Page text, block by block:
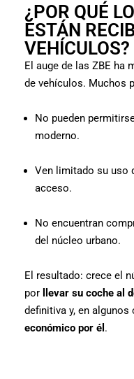
¿POR QUÉ
ESTÁN
VEHÍCULOS?
El auge de las ZBE ha
de vehículos. Muchos
No pueden
moderno.
Ven limitado su uso
acceso.
No encuentran
del núcleo urbano.
El resultado: crece el
por
llevar su coche al
definitiva y, en algunos
económico por él .